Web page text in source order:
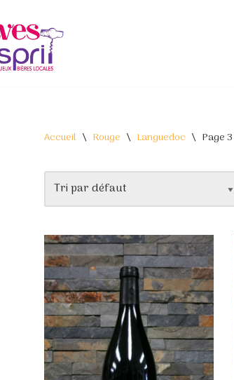
Accueil \ Rouge \ Languedoc \ Page 3